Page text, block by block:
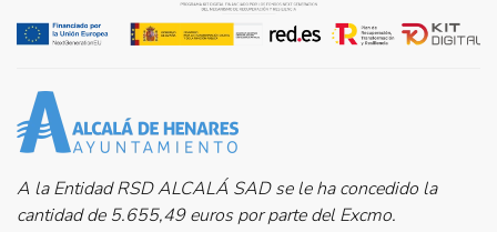
A la Entidad RSD ALCALÁ SAD se le ha concedido la
cantidad de 5.655,49 euros por parte del Excmo.